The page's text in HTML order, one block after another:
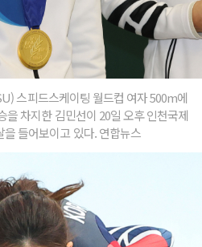
스피드스케이팅 월드컵 여자 500m에
을 차지한 김민선이 20일 오후 인천국제
들어보이고 있다. 연합뉴스